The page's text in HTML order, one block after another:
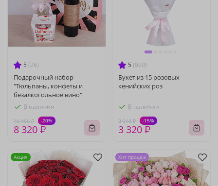
5 (26)
Подарочный набор
"Тюльпаны, конфеты и
безалкогольное вино"
В наличии
10 400 ₽ -20%
8 320 ₽
5 (920)
Букет из 15 розовых
кенийских роз
В наличии
3 910 ₽ -15%
3 320 ₽
Акция Хит продаж